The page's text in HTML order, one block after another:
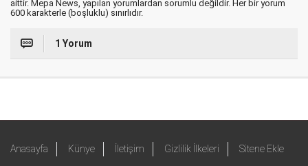
aittir. Mepa News, yapılan yorumlardan sorumlu değildir. Her bir yorum
600 karakterle (boşluklu) sınırlıdır.
1 Yorum
Anasayfa Künye İletişim Gizlilik İlkeleri Sitene Ekle